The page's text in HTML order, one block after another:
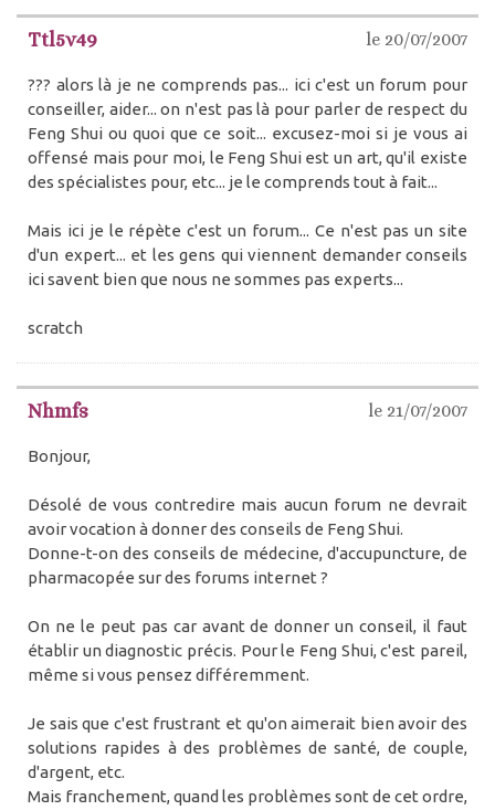
Ttl5v49 le 20/07/2007
??? alors là je ne comprends pas... ici c'est un forum pour
conseiller, aider... on n'est pas là pour parler de respect du
Feng Shui ou quoi que ce soit... excusez-moi si je vous ai
offensé mais pour moi, le Feng Shui est un art, qu'il existe
des spécialistes pour, etc... je le comprends tout à fait...
Mais ici je le répète c'est un forum... Ce n'est pas un site
d'un expert... et les gens qui viennent demander conseils
ici savent bien que nous ne sommes pas experts...
scratch
Nhmfs le 21/07/2007
Bonjour,
Désolé de vous contredire mais aucun forum ne devrait
avoir vocation à donner des conseils de Feng Shui.
Donne-t-on des conseils de médecine, d'accupuncture, de
pharmacopée sur des forums internet ?
On ne le peut pas car avant de donner un conseil, il faut
établir un diagnostic précis. Pour le Feng Shui, c'est pareil,
même si vous pensez différemment.
Je sais que c'est frustrant et qu'on aimerait bien avoir des
solutions rapides à des problèmes de santé, de couple,
d'argent, etc.
Mais franchement, quand les problèmes sont de cet ordre,